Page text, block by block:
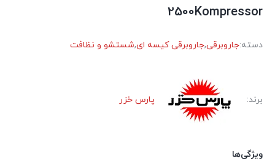
2500Kompressor
دسته:جاروبرقی,جاروبرقی کیسه ای,شستشو و نظافت
برند: پارس خزر
ویژگی‌ها